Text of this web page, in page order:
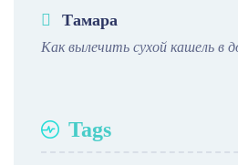
Тамара
Как вылечить сухой кашель в
Tags